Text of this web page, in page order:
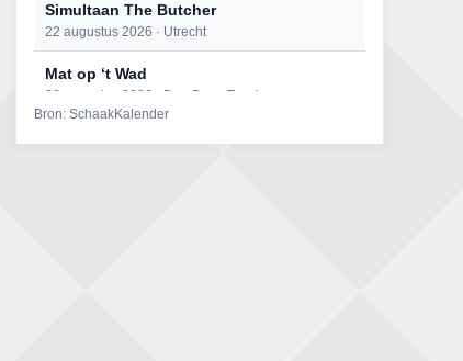
Simultaan The Butcher
22 augustus 2026 · Utrecht
Mat op ‘t Wad
22 augustus 2026 · Den Burg, Texel
Bron: SchaakKalender